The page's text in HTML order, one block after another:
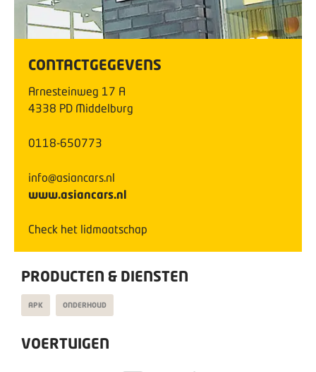
CONTACTGEGEVENS
Arnesteinweg 17 A
4338 PD Middelburg
0118-650773
info@asiancars.nl
www.asiancars.nl
Check het lidmaatschap
PRODUCTEN & DIENSTEN
APK ONDERHOUD
VOERTUIGEN